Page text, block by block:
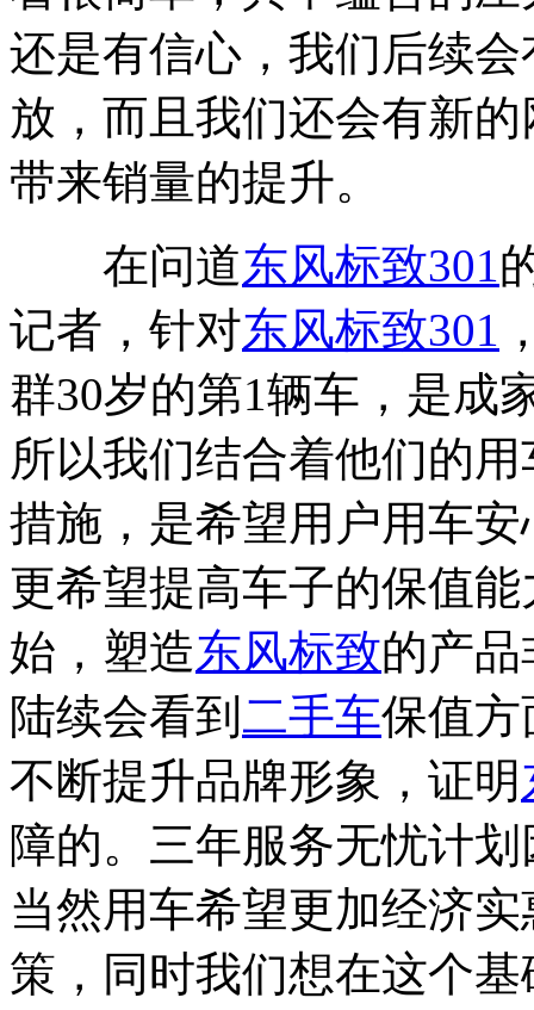
还是有信心，我们后续
放，而且我们还会有新
带来销量的提升。
在问道东风标致301
记者，针对东风标致301
群30岁的第1辆车，是成
所以我们结合着他们的
措施，是希望用户用车
更希望提高车子的保值
始，塑造东风标致的产
陆续会看到 二手车保值方
不断提升品牌形象，证明
障的。三年服务无忧计
当然用车希望更加经济
策，同时我们想在这个